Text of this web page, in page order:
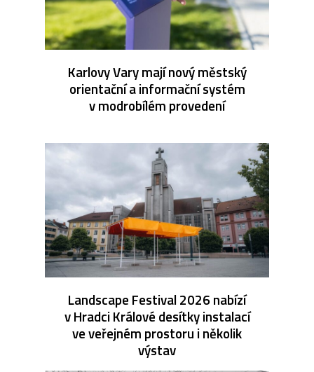
Karlovy Vary mají nový městský
orientační a informační systém
v modrobílém provedení
Landscape Festival 2026 nabízí
v Hradci Králové desítky instalací
ve veřejném prostoru i několik
výstav